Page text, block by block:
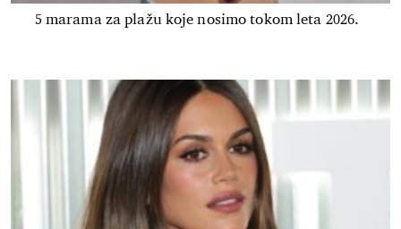
5 marama za plažu koje nosimo tokom leta 2026.